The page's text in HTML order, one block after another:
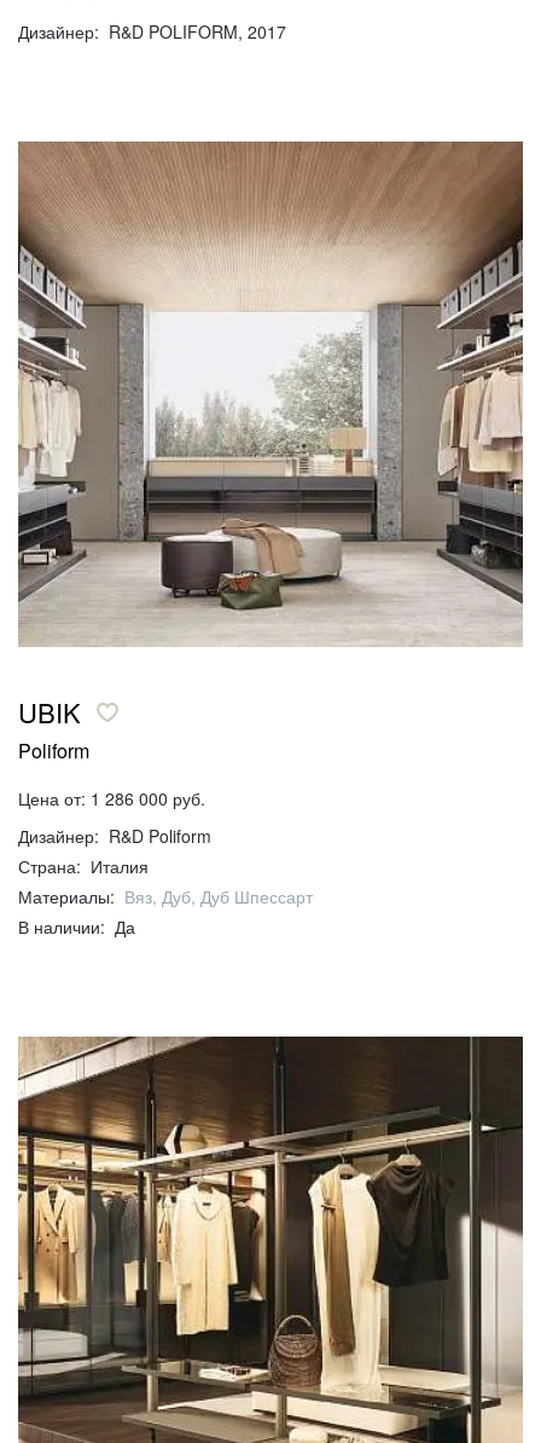
Дизайнер: R&D POLIFORM, 2017
UBIK
Poliform
Цена от: 1 286 000 руб.
Дизайнер: R&D Poliform
Страна: Италия
Материалы: Вяз, Дуб, Дуб Шпессарт
В наличии: Да